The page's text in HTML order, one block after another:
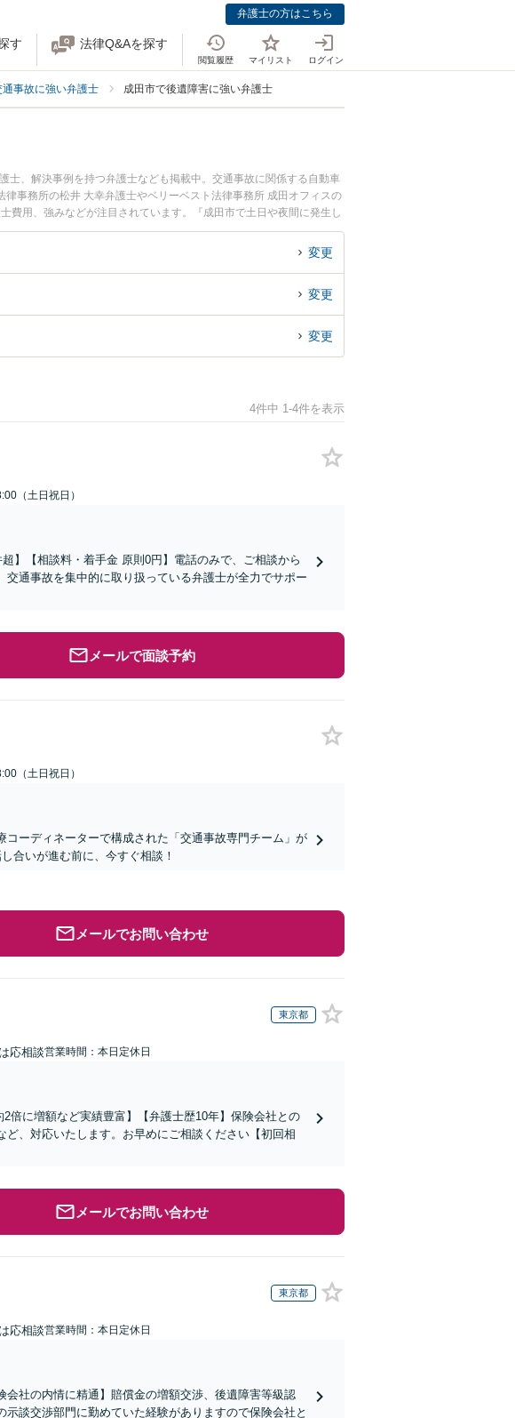
弁護士の方はこちら
す 法律Q&Aを探す
閲覧履歴 マイリスト ログイン
通事故に強い弁護士 成田市で後遺障害に強い弁護士
、解決事例を持つ弁護士なども掲載中。交通事故に関係する自動車
事務所の松井 大幸弁護士やベリーベスト法律事務所 成田オフィスの
費用、強みなどが注目されています。『成田市で土日や夜間に発生し
を検索したい』『初回相談無料で後遺障害を法律相談できる成田市内
変更
変更
変更
4件中 1-4件を表示
（土日祝日）
】【相談料・着手金 原則0円】電話のみで、ご相談から
通事故を集中的に取り扱っている弁護士が全力でサポー
メールで面談予約
（土日祝日）
コーディネーターで構成された「交通事故専門チーム」が
合いが進む前に、今すぐ相談！
メールでお問い合わせ
東京都
応相談営業時間：本日定休日
に増額など実績豊富】【弁護士歴10年】保険会社との
、対応いたします。お早めにご相談ください【初回相
メールでお問い合わせ
東京都
応相談営業時間：本日定休日
会社の内情に精通】賠償金の増額交渉、後遺障害等級認
談交渉部門に勤めていた経験がありますので保険会社と